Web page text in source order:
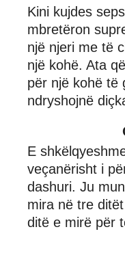
Kini kujdes
mbretëron
një njeri me të
një kohë. Ata
për një kohë të
ndryshojnë
E
veçanërisht i
dashuri. Ju
mira në tre
ditë e mirë për